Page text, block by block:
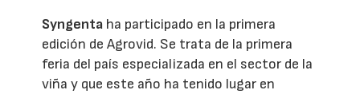
Syngenta ha participado en la primera
edición de Agrovid. Se trata de la primera
feria del país especializada en el sector de la
viña y que este año ha tenido lugar en